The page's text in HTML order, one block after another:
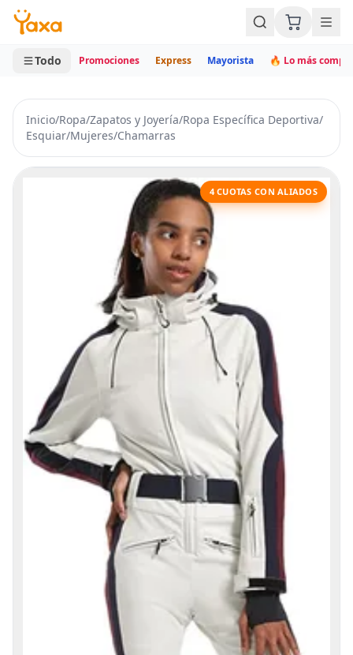
MINI CARRITO
0 productos
Todo Promociones Express Mayorista 🔥 Lo más
Inicio/Ropa/Zapatos y Joyería/Ropa Específica Deportiva/
Esquiar/Mujeres/Chamarras
4 CUOTAS CON ALIADOS